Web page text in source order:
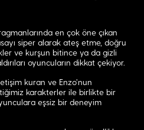
en çok öne çıkan
siper alarak ateş etme, doğru
ve kurşun bitince ya da gizli
oyuncuların dikkat çekiyor.
kuran ve Enzo’nun
karakterler ile birlikte bir
eşsiz bir deneyim